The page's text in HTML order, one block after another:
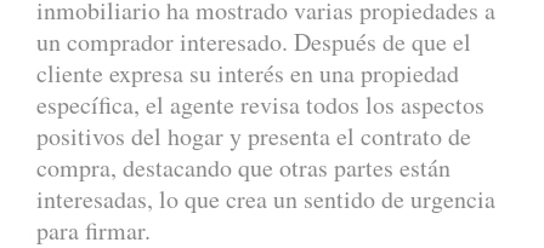
inmobiliario ha mostrado varias propiedades a
un comprador interesado. Después de que el
cliente expresa su interés en una propiedad
específica, el agente revisa todos los aspectos
positivos del hogar y presenta el contrato de
compra, destacando que otras partes están
interesadas, lo que crea un sentido de urgencia
para firmar.